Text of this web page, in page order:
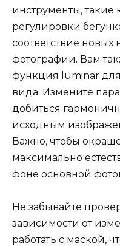
инструменты, такие
регулировки
соответствие новых
фотографии. Вам
функция luminar для
вида. Измените
добиться
исходным
Важно, чтобы
максимально
фоне основной
Не забывайте
зависимости от
работать с маской,